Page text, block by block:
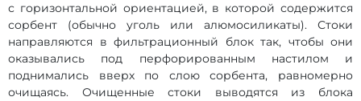
с горизонтальной ориентацией, в которой содержится
сорбент (обычно уголь или алюмосиликаты). Стоки
направляются в фильтрационный блок так, чтобы они
оказывались под перфорированным настилом и
поднимались вверх по слою сорбента, равномерно
очищаясь. Очищенные стоки выводятся из блока